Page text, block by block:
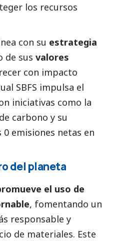
los recursos
con su estrategia
de sus valores
con impacto
SBFS impulsa el
iniciativas como la
carbono y su
emisiones netas en
del planeta
el uso de
, fomentando un
responsable y
de materiales. Este